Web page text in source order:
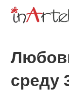
Перейти
среду